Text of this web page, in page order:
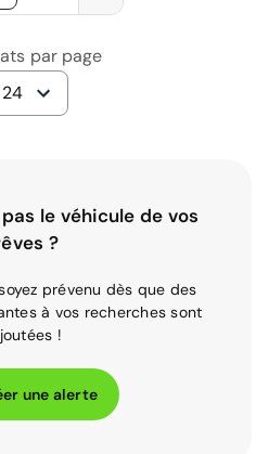
par page
24
le véhicule de vos
?
prévenu dès que des
à vos recherches sont
!
une alerte